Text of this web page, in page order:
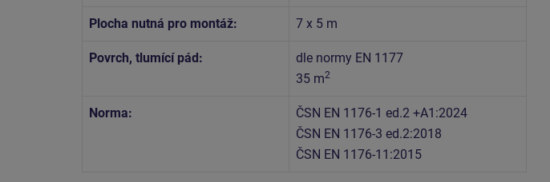
Plocha nutná pro montáž: 7 x 5 m
Povrch, tlumící pád:
dle normy EN 1177
35 m2
Norma:
ČSN EN 1176-1 ed.2 +A1:2024
ČSN EN 1176-3 ed.2:2018
ČSN EN 1176-11:2015